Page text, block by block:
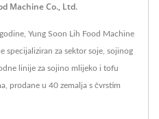
Machine Co., Ltd.
Yung Soon Lih Food Machine
specijaliziran za sektor soje, sojinog
linije za sojino mlijeko i tofu
prodane u 40 zemalja s čvrstim